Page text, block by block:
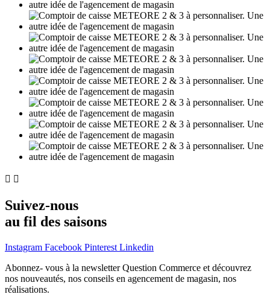
 
Suivez-nous
au fil des saisons
Instagram Facebook Pinterest Linkedin
Abonnez- vous à la newsletter Question Commerce et découvrez
nos nouveautés, nos conseils en agencement de magasin, nos
réalisations.